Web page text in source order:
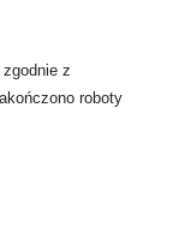
z
roboty